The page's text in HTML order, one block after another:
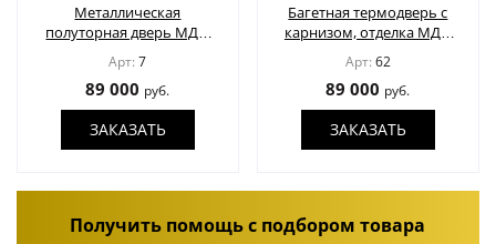
Металлическая
полуторная дверь МДФ
верхней вставкой
Арт: 7
89 000 руб.
ЗАКАЗАТЬ
Багетная термодверь с
карнизом, отделка МДФ
Арт: 62
89 000 руб.
ЗАКАЗАТЬ
Получить помощь с подбором товара